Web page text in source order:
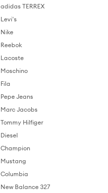
adidas TERREX
Levi's
Nike
Reebok
Lacoste
Moschino
Fila
Pepe Jeans
Marc Jacobs
Tommy Hilfiger
Diesel
Champion
Mustang
Columbia
New Balance 327